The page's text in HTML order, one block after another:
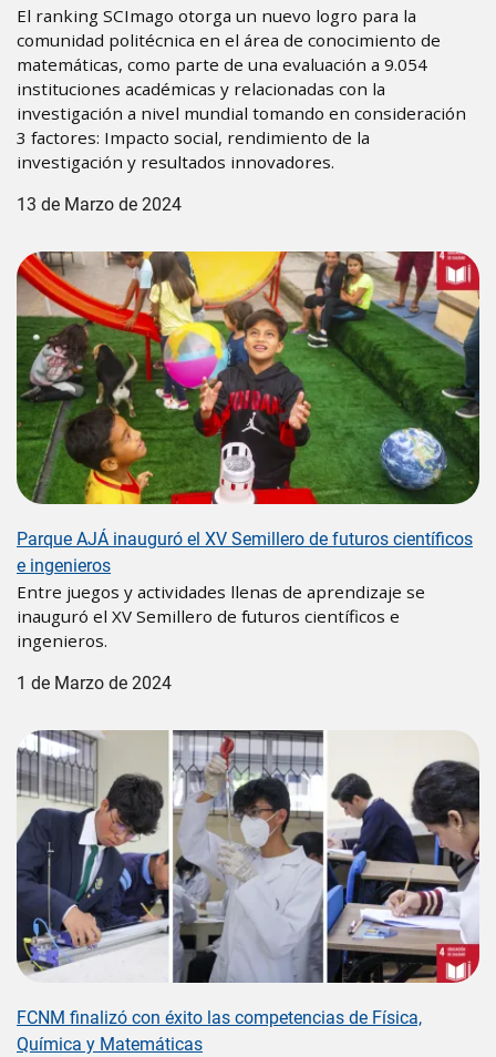
El ranking SCImago otorga un nuevo logro para la
comunidad politécnica en el área de conocimiento de
matemáticas, como parte de una evaluación a 9.054
instituciones académicas y relacionadas con la
investigación a nivel mundial tomando en consideración
3 factores: Impacto social, rendimiento de la
investigación y resultados innovadores.
13 de Marzo de 2024
Image
Parque AJÁ inauguró el XV Semillero de futuros científicos
e ingenieros
Entre juegos y actividades llenas de aprendizaje se
inauguró el XV Semillero de futuros científicos e
ingenieros.
1 de Marzo de 2024
Image
FCNM finalizó con éxito las competencias de Física,
Química y Matemáticas